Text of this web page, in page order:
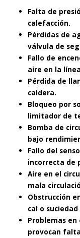
Falta de
calefacción.
Pérdidas de
válvula de
Fallo de
aire en la
Pérdida de
caldera.
Bloqueo por
limitador de
Bomba de
bajo
Fallo del
incorrecta de
Aire en el
mala
Obstrucción
cal o
Problemas
provocan